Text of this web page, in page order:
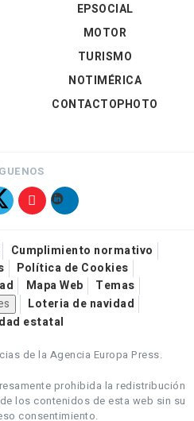
EPSOCIAL
MOTOR
TURISMO
NOTIMÉRICA
CONTACTOPHOTO
Cumplimiento normativo
Política de Cookies
Mapa Web
Temas
Loteria de navidad
estatal
de la Agencia Europa Press.
prohibida la redistribución
los contenidos de esta web sin su
consentimiento.